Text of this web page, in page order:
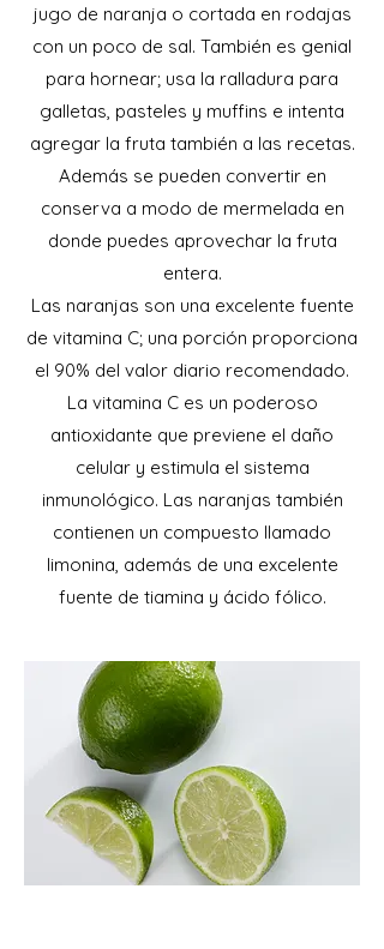
jugo de naranja o cortada en rodajas
con un poco de sal. También es genial
para hornear; usa la ralladura para
galletas, pasteles y muffins e intenta
agregar la fruta también a las recetas.
Además se pueden convertir en
conserva a modo de mermelada en
donde puedes aprovechar la fruta
entera.
Las naranjas son una excelente fuente
de vitamina C; una porción proporciona
el 90% del valor diario recomendado.
La vitamina C es un poderoso
antioxidante que previene el daño
celular y estimula el sistema
inmunológico. Las naranjas también
contienen un compuesto llamado
limonina, además de una excelente
fuente de tiamina y ácido fólico.